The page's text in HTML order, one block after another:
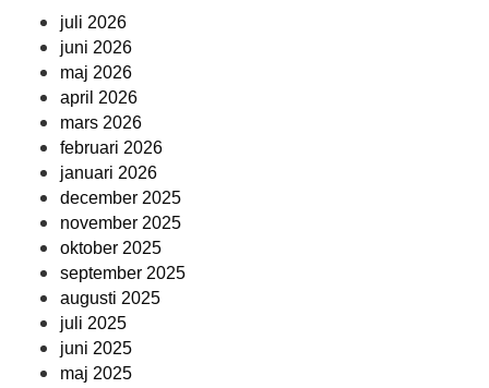
juli 2026
juni 2026
maj 2026
april 2026
mars 2026
februari 2026
januari 2026
december 2025
november 2025
oktober 2025
september 2025
augusti 2025
juli 2025
juni 2025
maj 2025